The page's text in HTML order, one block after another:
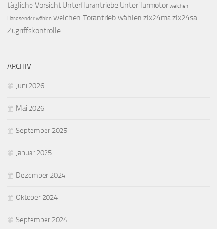
tägliche Vorsicht Unterflurantriebe Unterflurmotor welchen
Handsender wählen welchen Torantrieb wählen zlx24mazlx24sa
Zugriffskontrolle
ARCHIV
Juni 2026
Mai 2026
September 2025
Januar 2025
Dezember 2024
Oktober 2024
September 2024